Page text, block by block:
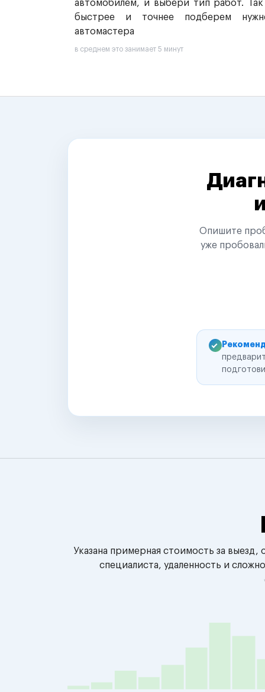
автомобилем, и выбери тип работ.
быстрее и точнее подберем
автомастера
в среднем это занимает 5 минут
Опишите
уже
Указана примерная стоимость за
специалиста, удаленность и